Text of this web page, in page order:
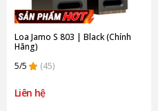
Loa Jamo S 803 | Black (Chính
Hãng)
5/5
(45)
Liên hệ